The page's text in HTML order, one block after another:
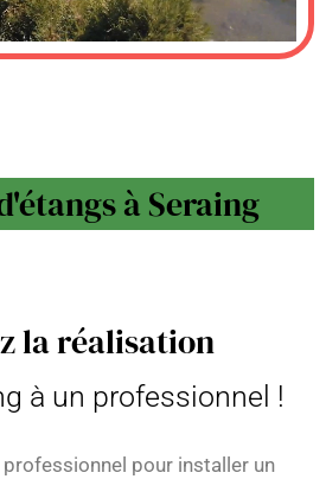
à Seraing
la réalisation
à un professionnel !
pour installer un